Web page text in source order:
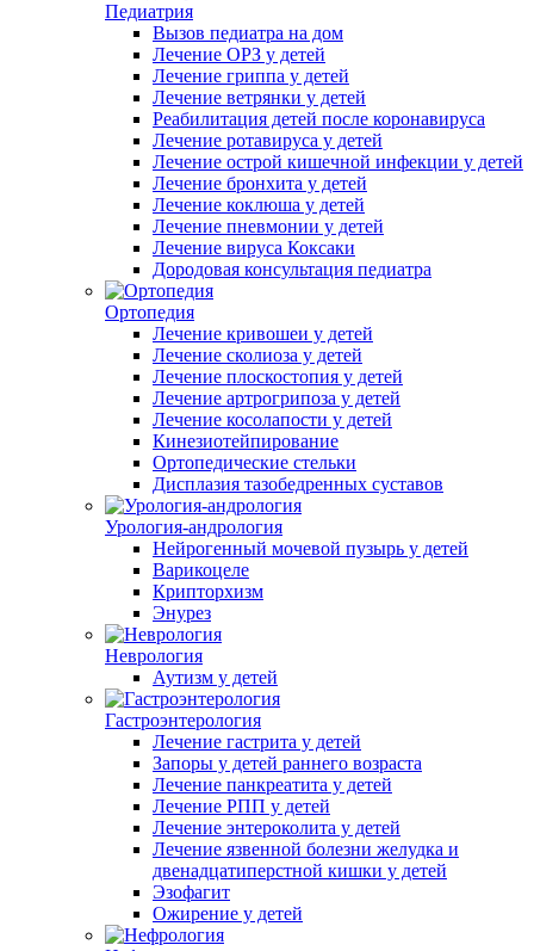
Педиатрия
Вызов педиатра на дом
Лечение ОРЗ у детей
Лечение гриппа у детей
Лечение ветрянки у детей
Реабилитация детей после коронавируса
Лечение ротавируса у детей
Лечение острой кишечной инфекции у детей
Лечение бронхита у детей
Лечение коклюша у детей
Лечение пневмонии у детей
Лечение вируса Коксаки
Дородовая консультация педиатра
Ортопедия
Лечение кривошеи у детей
Лечение сколиоза у детей
Лечение плоскостопия у детей
Лечение артрогрипоза у детей
Лечение косолапости у детей
Кинезиотейпирование
Ортопедические стельки
Дисплазия тазобедренных суставов
Урология-андрология
Нейрогенный мочевой пузырь у детей
Варикоцеле
Крипторхизм
Энурез
Неврология
Аутизм у детей
Гастроэнтерология
Лечение гастрита у детей
Запоры у детей раннего возраста
Лечение панкреатита у детей
Лечение РПП у детей
Лечение энтероколита у детей
Лечение язвенной болезни желудка и
двенадцатиперстной кишки у детей
Эзофагит
Ожирение у детей